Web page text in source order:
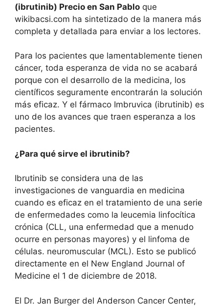
(ibrutinib) Precio en San Pablo que
wikibacsi.com ha sintetizado de la manera más
completa y detallada para enviar a los lectores.
Para los pacientes que lamentablemente tienen
cáncer, toda esperanza de vida no se acabará
porque con el desarrollo de la medicina, los
científicos seguramente encontrarán la solución
más eficaz. Y el fármaco Imbruvica (ibrutinib) es
uno de los avances que traen esperanza a los
pacientes.
¿Para qué sirve el ibrutinib?
Ibrutinib se considera una de las
investigaciones de vanguardia en medicina
cuando es eficaz en el tratamiento de una serie
de enfermedades como la leucemia linfocítica
crónica (CLL, una enfermedad que a menudo
ocurre en personas mayores) y el linfoma de
células. neuromuscular (MCL). Esto se publicó
directamente en el New England Journal of
Medicine el 1 de diciembre de 2018.
El Dr. Jan Burger del Anderson Cancer Center,